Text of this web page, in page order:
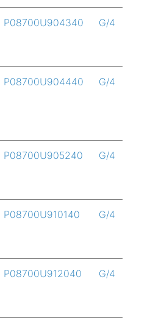
P08700U904340 G/4
P08700U904440 G/4
P08700U905240 G/4
P08700U910140 G/4
P08700U912040 G/4